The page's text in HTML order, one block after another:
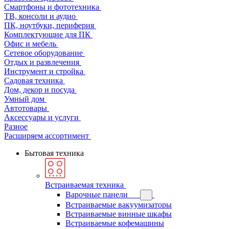
Смартфоны и фототехника
ТВ, консоли и аудио
ПК, ноутбуки, периферия
Комплектующие для ПК
Офис и мебель
Сетевое оборудование
Отдых и развлечения
Инструмент и стройка
Садовая техника
Дом, декор и посуда
Умный дом
Автотовары
Аксессуары и услуги
Разное
Расширяем ассортимент
Бытовая техника
Встраиваемая техника
Варочные панели
Встраиваемые вакуумизаторы
Встраиваемые винные шкафы
Встраиваемые кофемашины